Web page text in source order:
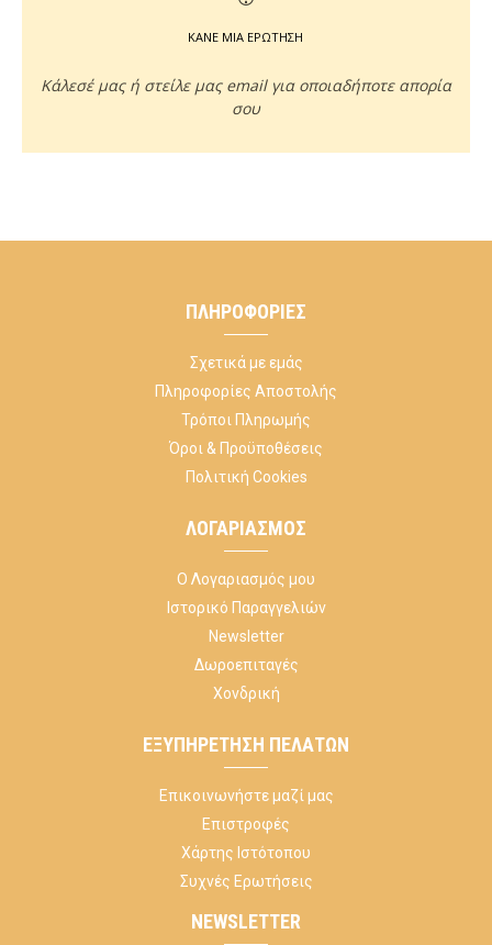
ΚΑΝΕ ΜΙΑ ΕΡΩΤΗΣΗ
Κάλεσέ μας ή στείλε μας email για οποιαδήποτε απορία
σου
ΠΛΗΡΟΦΟΡΊΕΣ
Σχετικά με εμάς
Πληροφορίες Αποστολής
Τρόποι Πληρωμής
Όροι & Προϋποθέσεις
Πολιτική Cookies
ΛΟΓΑΡΙΑΣΜΌΣ
Ο Λογαριασμός μου
Ιστορικό Παραγγελιών
Newsletter
Δωροεπιταγές
Χονδρική
ΕΞΥΠΗΡΈΤΗΣΗ ΠΕΛΑΤΏΝ
Επικοινωνήστε μαζί μας
Επιστροφές
Χάρτης Ιστότοπου
Συχνές Ερωτήσεις
NEWSLETTER